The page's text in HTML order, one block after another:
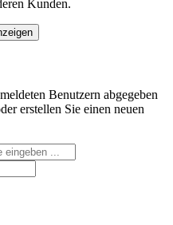
Kunden.
Benutzern abgegeben
erstellen Sie einen neuen